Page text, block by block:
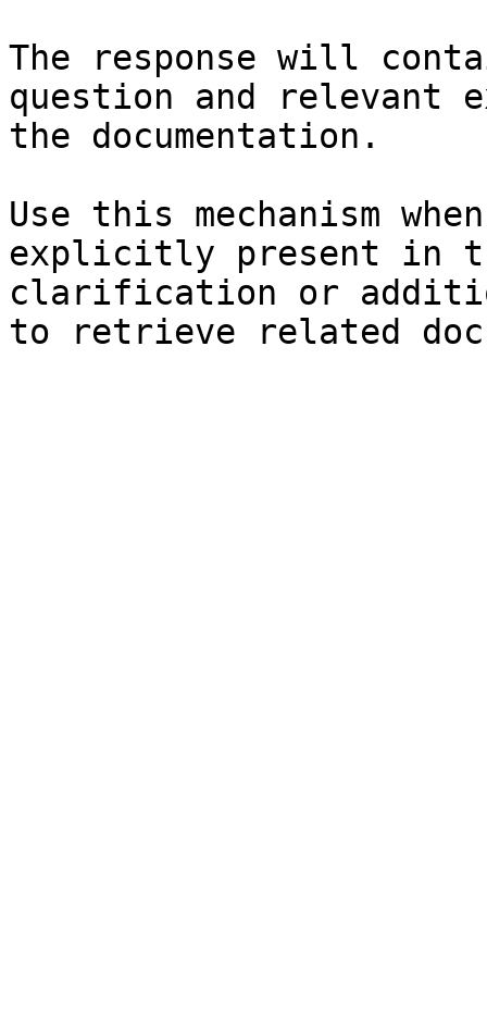
The response will
question and relevant
the documentation.
Use this mechanism
explicitly present in
clarification or